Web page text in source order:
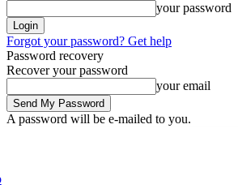
your password
Forgot your password? Get help
Password recovery
Recover your password
your email
A password will be e-mailed to you.